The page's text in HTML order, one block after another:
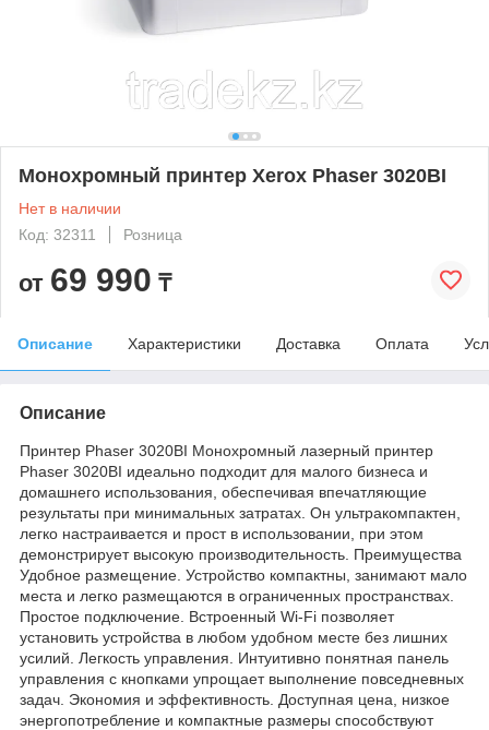
Монохромный принтер Xerox Phaser 3020BI
Нет в наличии
Код: 32311
Розница
от 69 990 ₸
Описание Характеристики Доставка Оплата
Описание
Принтер Phaser 3020BI Монохромный лазерный принтер
Phaser 3020BI идеально подходит для малого бизнеса и
домашнего использования, обеспечивая впечатляющие
результаты при минимальных затратах. Он ультракомпактен,
легко настраивается и прост в использовании, при этом
демонстрирует высокую производительность. Преимущества
Удобное размещение. Устройство компактны, занимают мало
места и легко размещаются в ограниченных пространствах.
Простое подключение. Встроенный Wi-Fi позволяет
установить устройства в любом удобном месте без лишних
усилий. Легкость управления. Интуитивно понятная панель
управления с кнопками упрощает выполнение повседневных
задач. Экономия и эффективность. Доступная цена, низкое
энергопотребление и компактные размеры способствуют